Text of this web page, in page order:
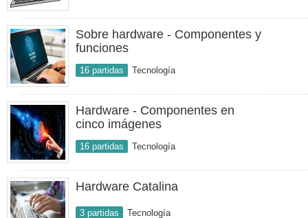
Sobre hardware - Componentes y
funciones
16 partidas Tecnología
Hardware - Componentes en
cinco imágenes
16 partidas Tecnología
Hardware Catalina
3 partidas Tecnología